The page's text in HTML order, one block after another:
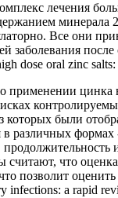
Все они
заболевания
dose oral zinc
применении
были
что
позволит
infections: a rapid